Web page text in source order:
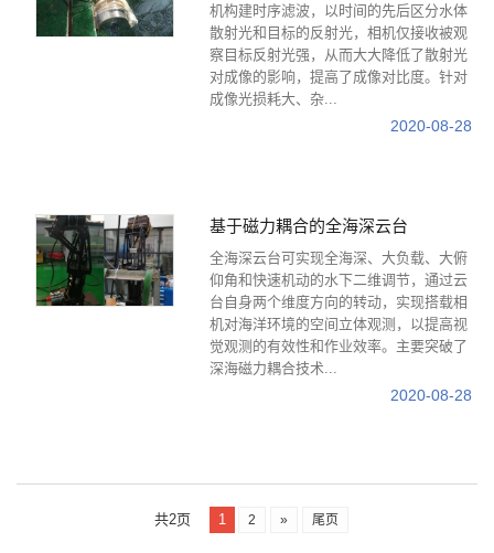
机构建时序滤波，以时间的先后区分水体
散射光和目标的反射光，相机仅接收被观
察目标反射光强，从而大大降低了散射光
对成像的影响，提高了成像对比度。针对
成像光损耗大、杂...
2020-08-28
基于磁力耦合的全海深云台
全海深云台可实现全海深、大负载、大俯
仰角和快速机动的水下二维调节，通过云
台自身两个维度方向的转动，实现搭载相
机对海洋环境的空间立体观测，以提高视
觉观测的有效性和作业效率。主要突破了
深海磁力耦合技术...
2020-08-28
共2页 1 2 » 尾页